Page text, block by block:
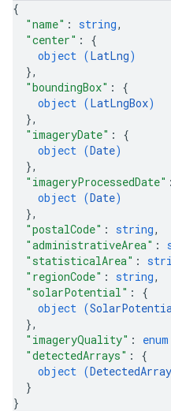
{
"name" : string,
"center" : {
object (LatLng)
},
"boundingBox" : {
object (LatLngBox)
},
"imageryDate" : {
object (Date)
},
"imageryProcessedDate"
object (Date)
},
"postalCode" : string,
"administrativeArea" :
"statisticalArea" :
"regionCode" : string,
"solarPotential" : {
object (
},
"imageryQuality" :
"detectedArrays" : {
object (
}
}